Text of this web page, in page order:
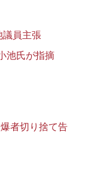
議員主張
池氏が指摘
者切り捨て告